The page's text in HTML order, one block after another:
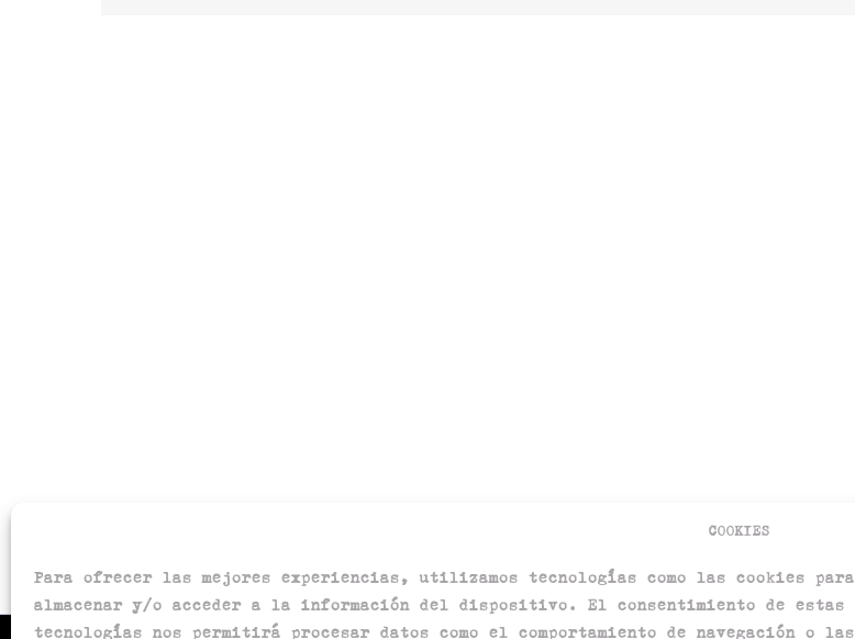
COOKIES
Para ofrecer las mejores experiencias, utilizamos tecnologías como las cookies para
almacenar y/o acceder a la información del dispositivo. El consentimiento de estas
tecnologías nos permitirá procesar datos como el comportamiento de navegación o las